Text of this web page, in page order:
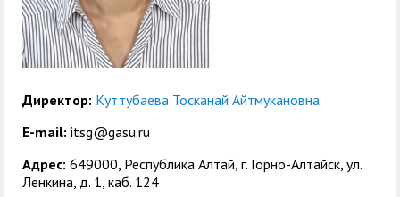
общественностью
Международная
Управление по
хозяйственной работе
аспирантов
образования
Центр тестирования
иностранных граждан
Центр развития
компетенций
служащих
Директор: Куттубаева Тосканай Айтмукановна
E-mail: itsg@gasu.ru
Адрес: 649000, Республика Алтай, г. Горно-Алтайск, ул.
Ленкина, д. 1, каб. 124